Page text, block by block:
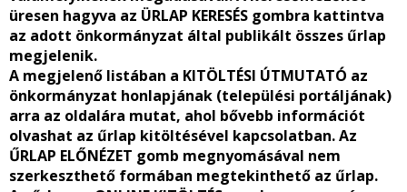
üresen hagyva az ÜRLAP KERESÉS gombra kattintva
az adott önkormányzat által publikált összes űrlap
megjelenik.
A megjelenő listában a KITÖLTÉSI ÚTMUTATÓ az
önkormányzat honlapjának (települési portáljának)
arra az oldalára mutat, ahol bővebb információt
olvashat az űrlap kitöltésével kapcsolatban. Az
ŰRLAP ELŐNÉZET gomb megnyomásával nem
szerkeszthető formában megtekinthető az űrlap.